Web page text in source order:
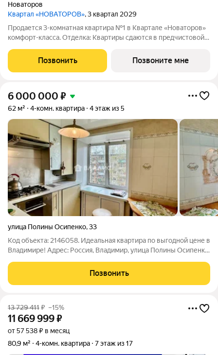
Новаторов
Квартал «НОВАТОРОВ», 3 квартал 2029
Продается 3-комнатная квартира №1 в Квартале «Новаторов»
комфорт-класса. Отделка: Квартиры сдаются в предчистовой
коридоре, электроразводка по квартире. Обязательное
остекление всех лоджий и
Позвонить Позвоните мне
6 000 000 ₽
62 м² 4-комн. квартира 4 этаж из 5
улица Полины Осипенко,33
Код объекта: 2146058. Идеальная квартира по выгодной цене в
Владимире! Адрес: Россия, Владимир, улица Полины Осипенко,
предложение выделяется своей доступностью на рынке
недвижимости
Позвонить
13 729 411₽ –15%
11 669 999₽
от 57 538 ₽ в месяц
80,9 м²
4-комн. квартира 7 этаж из 17